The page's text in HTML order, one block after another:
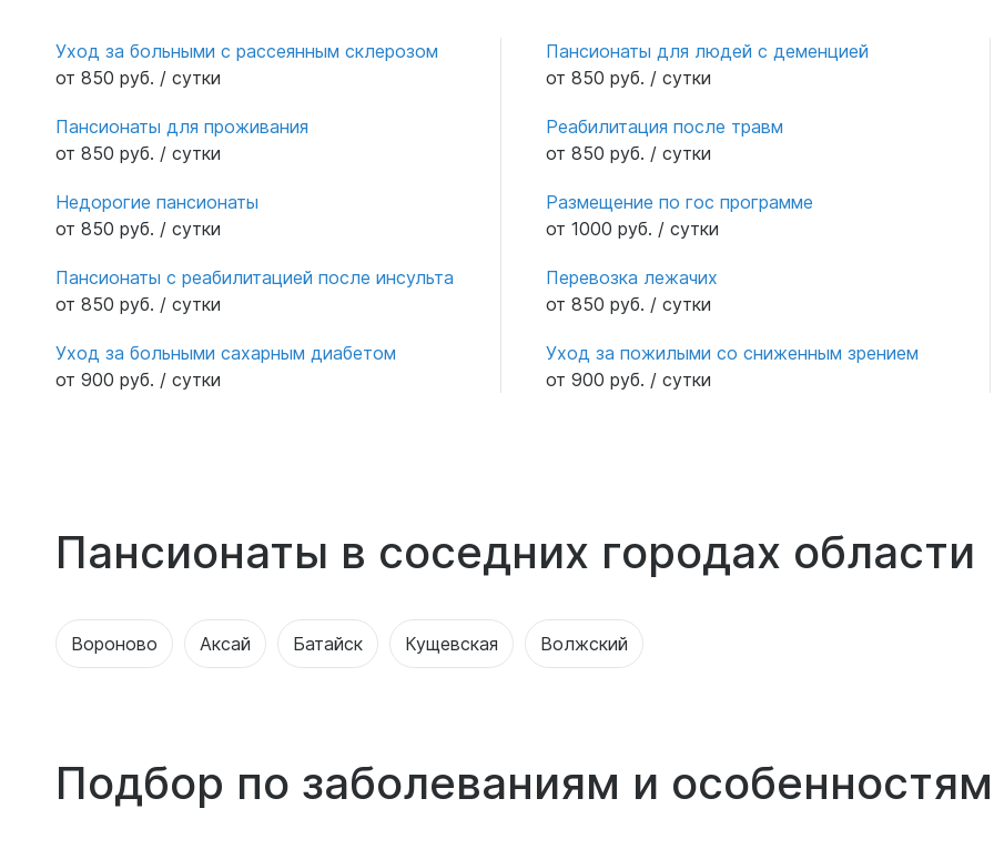
Уход за больными с рассеянным склерозом
от 850 руб. / сутки
Пансионаты для проживания
от 850 руб. / сутки
Недорогие пансионаты
от 850 руб. / сутки
Пансионаты с реабилитацией после инсульта
от 850 руб. / сутки
Уход за больными сахарным диабетом
от 900 руб. / сутки
Пансионаты для людей с деменцией
от 850 руб. / сутки
Реабилитация после травм
от 850 руб. / сутки
Размещение по гос программе
от 1000 руб. / сутки
Перевозка лежачих
от 850 руб. / сутки
Уход за пожилыми со сниженным зрением
от 900 руб. / сутки
Пансионаты в соседних городах области
Вороново Аксай Батайск Кущевская Волжский
Подбор по заболеваниям и особенностям